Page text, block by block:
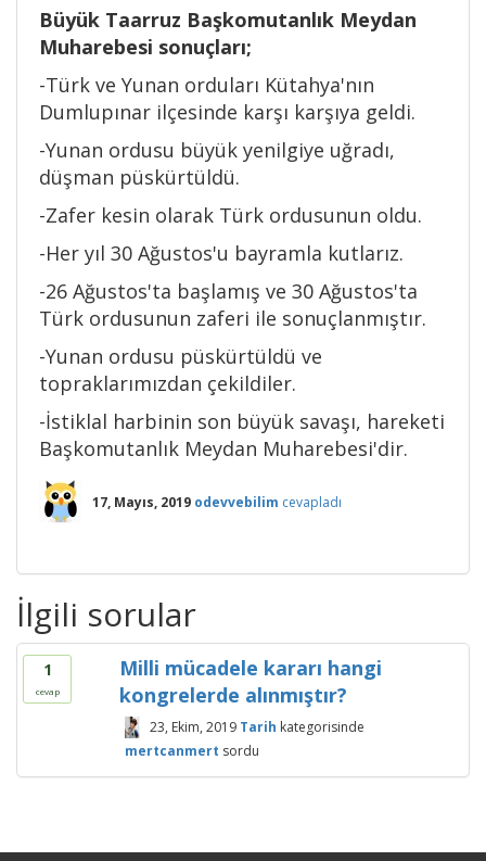
Büyük Taarruz Başkomutanlık Meydan
Muharebesi sonuçları;
-Türk ve Yunan orduları Kütahya'nın
Dumlupınar ilçesinde karşı karşıya geldi.
-Yunan ordusu büyük yenilgiye uğradı,
düşman püskürtüldü.
-Zafer kesin olarak Türk ordusunun oldu.
-Her yıl 30 Ağustos'u bayramla kutlarız.
-26 Ağustos'ta başlamış ve 30 Ağustos'ta
Türk ordusunun zaferi ile sonuçlanmıştır.
-Yunan ordusu püskürtüldü ve
topraklarımızdan çekildiler.
-İstiklal harbinin son büyük savaşı, hareketi
Başkomutanlık Meydan Muharebesi'dir.
17, Mayıs, 2019 odevvebilim cevapladı
İlgili sorular
1
cevap
Milli mücadele kararı hangi
kongrelerde alınmıştır?
23, Ekim, 2019 Tarih kategorisinde
mertcanmert sordu